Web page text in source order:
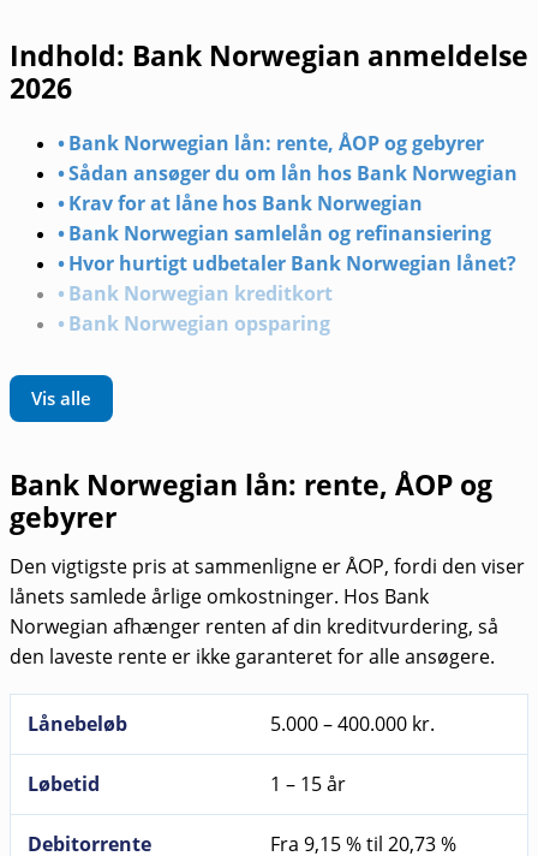
Indhold: Bank Norwegian anmeldelse
2026
Bank Norwegian lån: rente, ÅOP og gebyrer
Sådan ansøger du om lån hos Bank Norwegian
Krav for at låne hos Bank Norwegian
Bank Norwegian samlelån og refinansiering
Hvor hurtigt udbetaler Bank Norwegian lånet?
Bank Norwegian kreditkort
Bank Norwegian opsparing
Vis alle
Bank Norwegian lån: rente, ÅOP og
gebyrer
Den vigtigste pris at sammenligne er ÅOP, fordi den viser
lånets samlede årlige omkostninger. Hos Bank
Norwegian afhænger renten af din kreditvurdering, så
den laveste rente er ikke garanteret for alle ansøgere.
Lånebeløb 5.000 – 400.000 kr.
Løbetid 1 – 15 år
Debitorrente Fra 9,15 % til 20,73 %